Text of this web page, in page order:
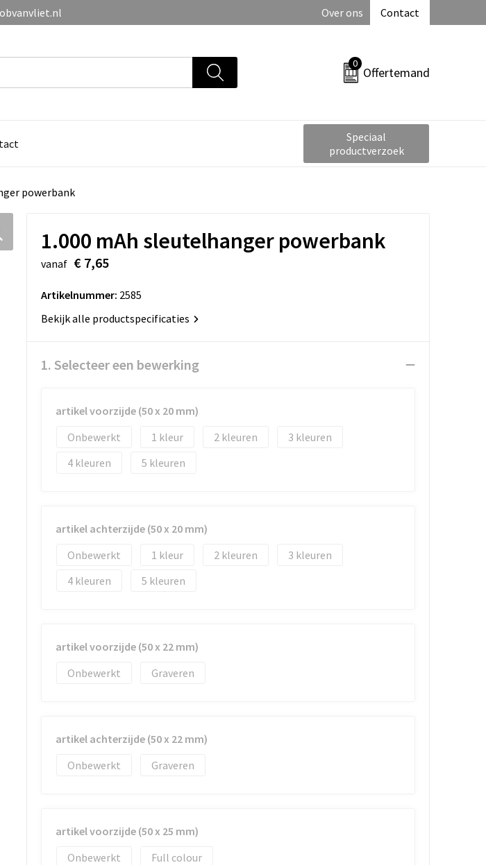
Over ons Contact
0
Offertemand
Speciaal
productverzoek
powerbank
1.000 mAh sleutelhanger powerbank
vanaf € 7,65
Artikelnummer: 2585
Bekijk alle productspecificaties
1. Selecteer een bewerking
artikel voorzijde (50 x 20 mm)
Onbewerkt
1 2
3
4
5
artikel achterzijde (50 x 20 mm)
Onbewerkt
1 2
3
4
5
artikel voorzijde (50 x 22 mm)
Onbewerkt
Graveren
artikel achterzijde (50 x 22 mm)
Onbewerkt
Graveren
artikel voorzijde (50 x 25 mm)
Onbewerkt
Full colour